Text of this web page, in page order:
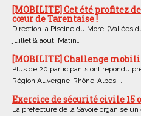
[MOBILITE] Cet été profitez
cœur de Tarentaise !
Direction la Piscine du Morel (Vallées
juillet & août. Matin…
[MOBILITE] Challenge
Plus de 20 participants ont répondu
Région Auvergne-Rhône-Alpes,…
Exercice de sécurité civile 15
La préfecture de la Savoie organise